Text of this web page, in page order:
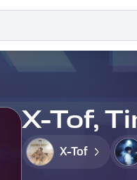
X-Tof,
X-Tof